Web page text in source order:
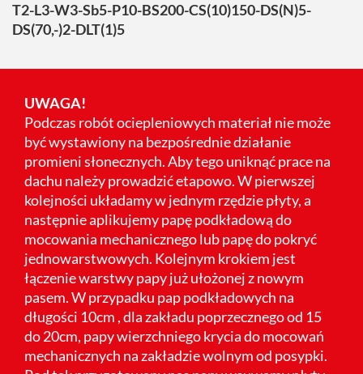
T2-L3-W3-Sb5-P10-BS200-CS(10)150-DS(N)5-
DS(70,-)2-DLT(1)5
UWAGA!
Podczas robót ociepleniowych materiał nie może
być wystawiony na bezpośrednie działanie
promieni słonecznych. Aby tego uniknąć prace na
dachu należy prowadzić etapowo. W pierwszej
kolejności układamy w jednym rzędzie płyty, a
następnie aplikujemy papę podkładową do
mocowania mechanicznego lub papę do pokryć
jednowarstwowych. Kolejnym krokiem jest
łączenie warstwy papy już ułożonej z nowym
pasem. W przypadku pap podkładowych na
długości 10cm , dla zakładu poprzecznego od 15
do 20cm, papy wierzchniego krycia do mocowań
mechanicznych na zakładzie wolnym od posypki.